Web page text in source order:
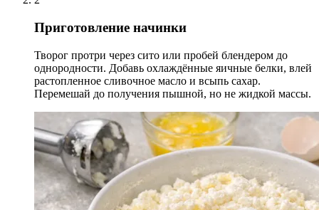
Приготовление начинки
Творог протри через сито или пробей блендером до
однородности. Добавь охлаждённые яичные белки, влей
растопленное сливочное масло и всыпь сахар.
Перемешай до получения пышной, но не жидкой массы.